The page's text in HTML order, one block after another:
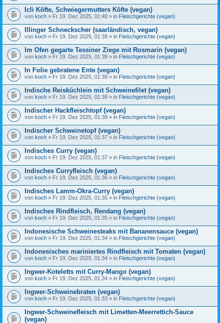
Icli Köfte, Schwiegermutters Köfte (vegan)
von koch » Fr 19. Dez 2025, 01:40 » in Fleischgerichte (vegan)
Illinger Schneckscher (saarländisch, vegan)
von koch » Fr 19. Dez 2025, 01:39 » in Fleischgerichte (vegan)
Im Ofen gegarte Tessiner Ziege mit Rosmarin (vegan)
von koch » Fr 19. Dez 2025, 01:39 » in Fleischgerichte (vegan)
In Folie gebratene Ente (vegan)
von koch » Fr 19. Dez 2025, 01:39 » in Fleischgerichte (vegan)
Indische Reisküchlein mit Schweinefilet (vegan)
von koch » Fr 19. Dez 2025, 01:38 » in Fleischgerichte (vegan)
Indischer Hackfleischtopf (vegan)
von koch » Fr 19. Dez 2025, 01:38 » in Fleischgerichte (vegan)
Indischer Schweinetopf (vegan)
von koch » Fr 19. Dez 2025, 01:37 » in Fleischgerichte (vegan)
Indisches Curry (vegan)
von koch » Fr 19. Dez 2025, 01:37 » in Fleischgerichte (vegan)
Indisches Curryfleisch (vegan)
von koch » Fr 19. Dez 2025, 01:36 » in Fleischgerichte (vegan)
Indisches Lamm-Okra-Curry (vegan)
von koch » Fr 19. Dez 2025, 01:35 » in Fleischgerichte (vegan)
Indisches Rindfleisch, Rendang (vegan)
von koch » Fr 19. Dez 2025, 01:35 » in Fleischgerichte (vegan)
Indonesische Schweinesteaks mit Bananensauce (vegan)
von koch » Fr 19. Dez 2025, 01:34 » in Fleischgerichte (vegan)
Indonesisches mariniertes Rindfleisch mit Tomaten (vegan)
von koch » Fr 19. Dez 2025, 01:34 » in Fleischgerichte (vegan)
Ingwer-Koteletts mit Curry-Mango (vegan)
von koch » Fr 19. Dez 2025, 01:34 » in Fleischgerichte (vegan)
Ingwer-Schweinebraten (vegan)
von koch » Fr 19. Dez 2025, 01:33 » in Fleischgerichte (vegan)
Ingwer-Schweinefleisch mit Limetten-Meerrettich-Sauce
(vegan)